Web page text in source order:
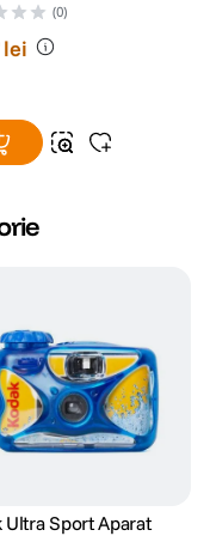
(0)
lei
Ultra Sport Aparat